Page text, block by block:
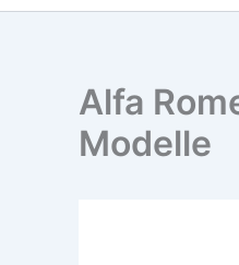
Alfa
Modelle